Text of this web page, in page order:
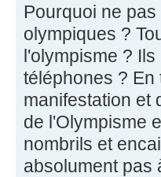
Pourquoi ne
olympiques ?
l'olympisme ?
téléphones ?
manifestation et
de l'Olympisme
nombrils et
absolument pas